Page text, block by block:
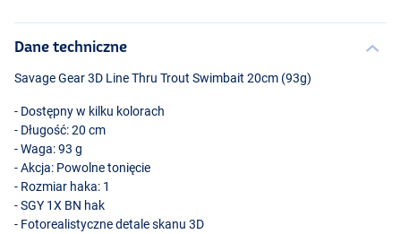
Dane techniczne
Savage Gear 3D Line Thru Trout Swimbait 20cm (93g)
- Dostępny w kilku kolorach
- Długość: 20 cm
- Waga: 93 g
- Akcja: Powolne tonięcie
- Rozmiar haka: 1
-SGY 1X BN hak
- Fotorealistyczne detale skanu 3D